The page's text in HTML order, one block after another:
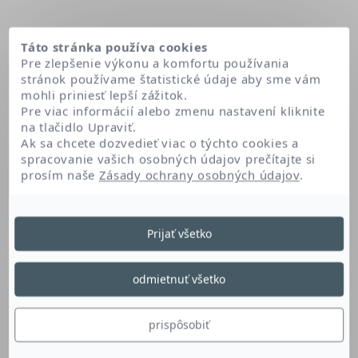
Domov Glyceryl dibehenate
Glyceryl Dibehenate
Tento derivát glycerínu a mastných kyselín je
emulgátor, formuje a stabilizuje emulziu.
Táto stránka používa cookies
Pre zlepšenie výkonu a komfortu používania
stránok používame štatistické údaje aby sme vám
mohli priniesť lepší zážitok.
Pre viac informácií alebo zmenu nastavení kliknite
na tlačidlo Upraviť.
Ak sa chcete dozvedieť viac o týchto cookies a
spracovanie vašich osobných údajov prečítajte si
prosím naše Zásady ochrany osobných údajov.
prispôsobiť
odmietnuť všetko
Prijať všetko